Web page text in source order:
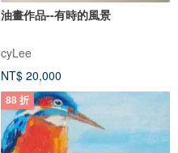
油畫作品--有時的風景
cyLee
NT$ 20,000
88 折